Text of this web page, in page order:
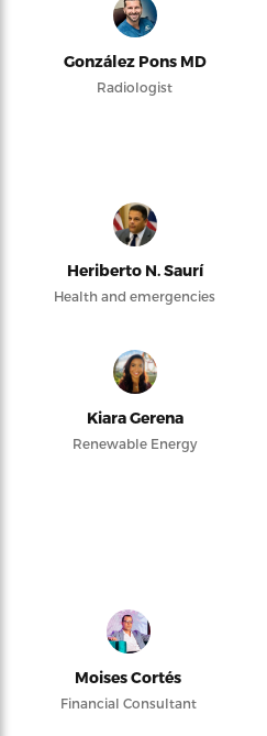
González Pons MD
Radiologist
Heriberto N. Saurí
Health and emergencies
Kiara Gerena
Renewable Energy
Moises Cortés
Financial Consultant